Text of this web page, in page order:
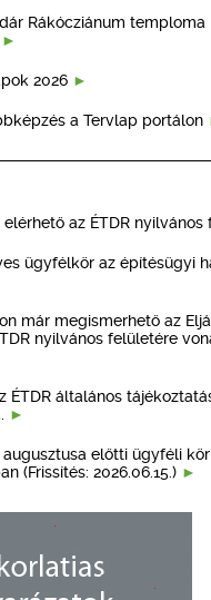
Rákócziánum temploma
2026
a Tervlap portálon
az ÉTDR nyilvános
ügyfélkör az építésügyi
már megismerhető az
nyilvános felületére
ÉTDR általános
augusztusa előtti ügyféli
(Frissítés: 2026.06.15.)